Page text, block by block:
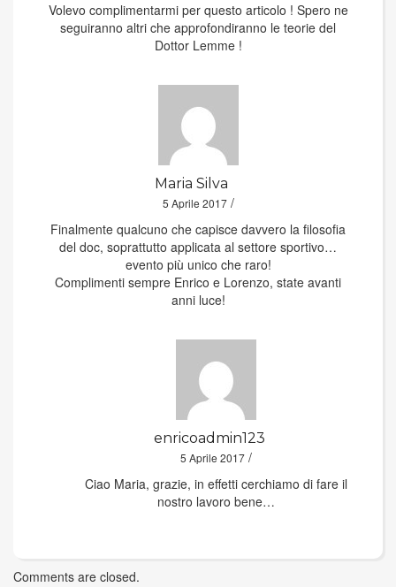
Volevo complimentarmi per questo articolo ! Spero ne
seguiranno altri che approfondiranno le teorie del
Dottor Lemme !
Maria Silva
5 Aprile 2017 /
Finalmente qualcuno che capisce davvero la filosofia
del doc, soprattutto applicata al settore sportivo…
evento più unico che raro!
Complimenti sempre Enrico e Lorenzo, state avanti
anni luce!
enricoadmin123
5 Aprile 2017 /
Ciao Maria, grazie, in effetti cerchiamo di fare il
nostro lavoro bene…
Comments are closed.